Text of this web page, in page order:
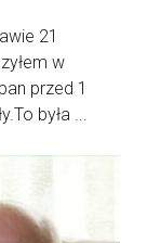
21
w
przed 1
była ...